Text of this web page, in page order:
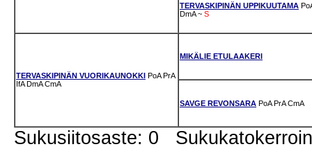
TERVASKIPINÄN UPPIKUUTAMA
DmA ~ S
TERVASKIPINÄN VUORIKAUNOKKI PoA PrA
IfA DmA CmA
MIKÄLIE ETULAAKERI
SAVGE REVONSARA PoA PrA CmA
Sukusiitosaste: 0